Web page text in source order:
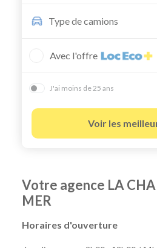
Type decamions
Avec l'offre
J'ai moins de 25 ans
Voir les
Votre agence LA
MER
Horaires d'ouverture